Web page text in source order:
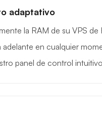
adaptativo
la RAM de su VPS de
adelante en cualquier
panel de control